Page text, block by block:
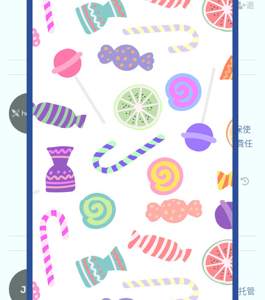
关联:需申请 Twitter ETH/ERC/EVM Mail
邀
收录时间: 2026/05/15
重要程度:
★★★3.0 查阅详情
Heyaura-Pts 语言：
Heyaura正在進行積分活動，這是一個
Web3AIAssistant項目，請自行儘調，自負並確保使
用安全，打开活动页面，链接钱包，完成各项免費任
务，邀请获得更多！
关联: Twitter ETH/ERC/EVM
邀请
收录时间: 2026/05/15
重要程度: ★★☆ 2.9 查阅详情
JTX-Waitlist 语言：
JTX正在進行Waitlist活動，這是一個Solana的自托管